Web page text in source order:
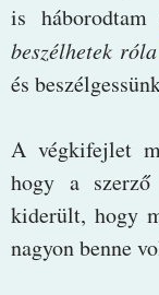
is
beszélhetek róla
és
A végkifejlet
hogy a
kiderült, hogy
nagyon benne